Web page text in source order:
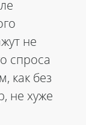
не
спроса
как без
не хуже